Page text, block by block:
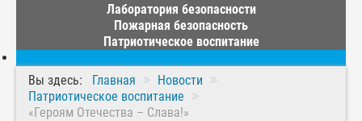
Лаборатория безопасности
Пожарная безопасность
Патриотическое воспитание
Вы здесь: Главная
Новости
Патриотическое воспитание
«Героям Отечества – Слава!»